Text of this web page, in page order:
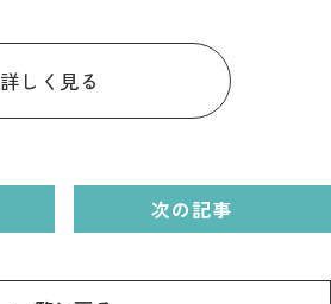
詳しく見る
次の記事
パンフレット
ダウンロード